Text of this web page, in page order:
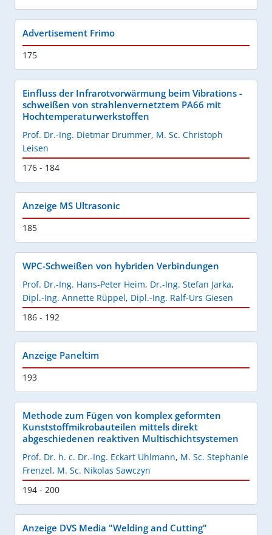
Advertisement Frimo
175
Einfluss der Infrarotvorwärmung beim Vibrations -
schweißen von strahlenvernetztem PA66 mit
Hochtemperaturwerkstoffen
Prof. Dr.-Ing. Dietmar Drummer, M. Sc. Christoph
Leisen
176 - 184
Anzeige MS Ultrasonic
185
WPC-Schweißen von hybriden Verbindungen
Prof. Dr.-Ing. Hans-Peter Heim, Dr.-Ing. Stefan Jarka,
Dipl.-Ing. Annette Rüppel, Dipl.-Ing. Ralf-Urs Giesen
186 - 192
Anzeige Paneltim
193
Methode zum Fügen von komplex geformten
Kunststoffmikrobauteilen mittels direkt
abgeschiedenen reaktiven Multischichtsystemen
Prof. Dr. h. c. Dr.-Ing. Eckart Uhlmann, M. Sc. Stephanie
Frenzel, M. Sc. Nikolas Sawczyn
194 - 200
Anzeige DVS Media "Welding and Cutting"